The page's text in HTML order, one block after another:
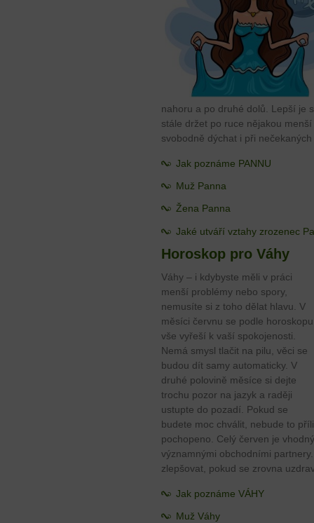
nahoru a po druhé dolů. Lepší je
stále držet po ruce nějakou
svobodně dýchat i při
Jak poznáme PANNU
Muž Panna
Žena Panna
Jaké utváří vztahy zrozenec
Horoskop pro Váhy
Váhy – i kdybyste měli v práci
menší problémy nebo spory,
nemusíte si z toho dělat hlavu. V
měsíci červnu se podle horoskopu
vše vyřeší k vaší spokojenosti.
Nemá smysl tlačit na pilu, věci se
budou dít samy automaticky. V
druhé polovině měsíce si dejte
trochu pozor na jazyk a raději
ustupte do pozadí. Pokud se
budete moc chválit, nebude to
pochopeno. Celý červen je
významnými obchodními
zlepšovat, pokud se zrovna
Jak poznáme VÁHY
Muž Váhy